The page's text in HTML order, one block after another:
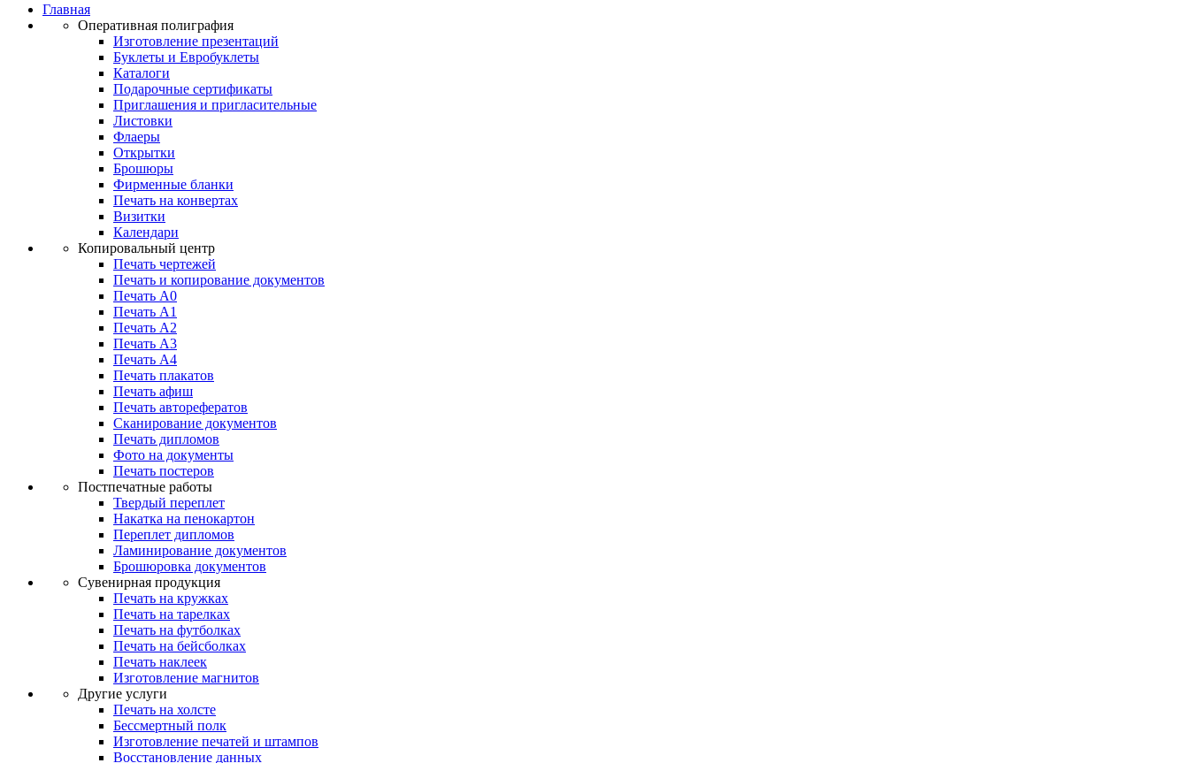
Главная
Оперативная полиграфия
Изготовление презентаций
Буклеты и Eвробуклеты
Каталоги
Подарочные сертификаты
Приглашения и пригласительные
Листовки
Флаеры
Открытки
Брошюры
Фирменные бланки
Печать на конвертах
Визитки
Календари
Копировальный центр
Печать чертежей
Печать и копирование документов
Печать А0
Печать А1
Печать А2
Печать А3
Печать А4
Печать плакатов
Печать афиш
Печать авторефератов
Сканирование документов
Печать дипломов
Фото на документы
Печать постеров
Постпечатные работы
Твердый переплет
Накатка на пенокартон
Переплет дипломов
Ламинирование документов
Брошюровка документов
Сувенирная продукция
Печать на кружках
Печать на тарелках
Печать на футболках
Печать на бейсболках
Печать наклеек
Изготовление магнитов
Другие услуги
Печать на холсте
Бессмертный полк
Изготовление печатей и штампов
Восстановление данных